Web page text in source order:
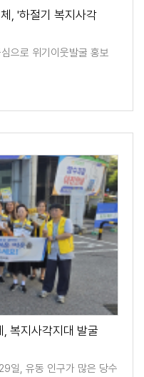
, '하절기 복지사각
으로 위기이웃발굴 홍보
복지사각지대 발굴
일, 유동 인구가 많은 당수